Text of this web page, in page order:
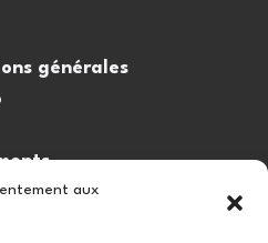
aux
générales